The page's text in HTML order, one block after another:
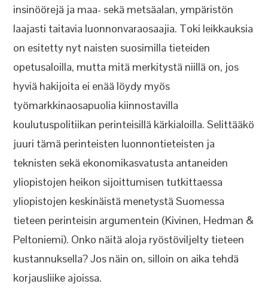
insinöörejä ja maa- sekä metsäalan, ympäristön
laajasti taitavia luonnonvaraosaajia. Toki leikkauksia
on esitetty nyt naisten suosimilla tieteiden
opetusaloilla, mutta mitä merkitystä niillä on, jos
hyviä hakijoita ei enää löydy myös
työmarkkinaosapuolia kiinnostavilla
koulutuspolitiikan perinteisillä kärkialoilla. Selittääkö
juuri tämä perinteisten luonnontieteisten ja
teknisten sekä ekonomikasvatusta antaneiden
yliopistojen heikon sijoittumisen tutkittaessa
yliopistojen keskinäistä menetystä Suomessa
tieteen perinteisin argumentein (Kivinen, Hedman &
Peltoniemi). Onko näitä aloja ryöstöviljelty tieteen
kustannuksella? Jos näin on, silloin on aika tehdä
korjausliike ajoissa.